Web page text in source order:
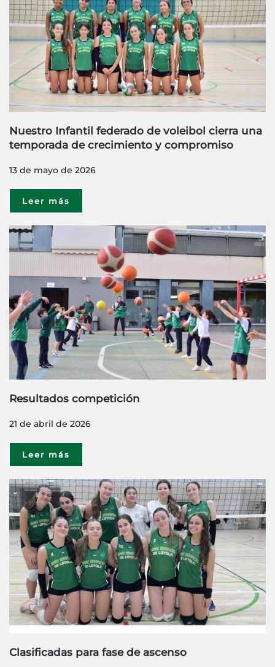
Nuestro Infantil federado de voleibol cierra una
temporada de crecimiento y compromiso
13 de mayo de 2026
Leer más
Resultados competición
21 de abril de 2026
Leer más
Clasificadas para fase de ascenso